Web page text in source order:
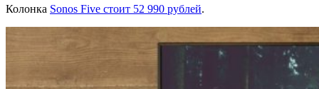
Колонка Sonos Five стоит 52 990 рублей.